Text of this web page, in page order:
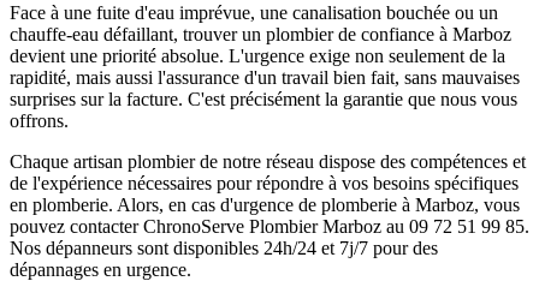
Face à une fuite d'eau imprévue, une canalisation bouchée ou un
chauffe-eau défaillant, trouver un plombier de confiance à Marboz
devient une priorité absolue. L'urgence exige non seulement de la
rapidité, mais aussi l'assurance d'un travail bien fait, sans mauvaises
surprises sur la facture. C'est précisément la garantie que nous vous
offrons.
Chaque artisan plombier de notre réseau dispose des compétences et
de l'expérience nécessaires pour répondre à vos besoins spécifiques
en plomberie. Alors, en cas d'urgence de plomberie à Marboz, vous
pouvez contacter ChronoServe Plombier Marboz au 09 72 51 99 85.
Nos dépanneurs sont disponibles 24h/24 et 7j/7 pour des
dépannages en urgence.